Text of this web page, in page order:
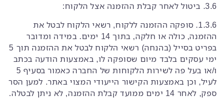
3.6. ביטול לאחר קבלת ההזמנה אצל הלקוח:
1.3.6. סופקה ההזמנה ללקוח, רשאי הלקוח לבטל את
ההזמנה, כולה או חלקה, בתוך 14 ימים. במידה ומדובר
בפריט בסייל (בהנחה) רשאי הלקוח לבטל את ההזמנה תוך 5
ימי עסקים בלבד מיום שסופקה לו, באמצעות הודעה בכתב
ו/או בעל פה לשירות הלקוחות של החברה כאמור בסעיף ‎5
לעיל, וכן באמצעות הקישור הייעודי המצוי באתר. למען הסר
ספק, לאחר 14 ימים ממועד קבלת ההזמנה, לא ניתן לבטלה.